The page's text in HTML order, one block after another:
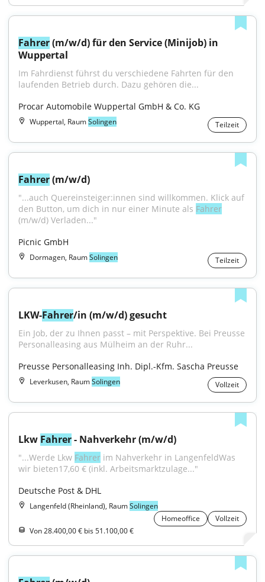
Fahrer (m/w/d) für den Service (Minijob) in
Wuppertal
Im Fahrdienst führst du verschiedene Fahrten für den
laufenden Betrieb durch. Dazu gehören die...
Procar Automobile Wuppertal GmbH & Co. KG
Wuppertal, RaumSolingen Teilzeit
Fahrer (m/w/d)
"...auch Quereinsteiger:innen sind willkommen. Klick auf
den Button, um dich in nur einer Minute als Fahrer
(m/w/d) Verladen..."
Picnic GmbH
Dormagen, RaumSolingen Teilzeit
LKW-Fahrer/in (m/w/d) gesucht
Ein Job, der zu Ihnen passt – mit Perspektive. Bei Preusse
Personalleasing aus Mülheim an der Ruhr...
Preusse Personalleasing Inh. Dipl.-Kfm. Sascha Preusse
Leverkusen, RaumSolingen Vollzeit
Lkw Fahrer - Nahverkehr (m/w/d)
"...Werde Lkw Fahrer im Nahverkehr in LangenfeldWas
wir bieten17,60 € (inkl. Arbeitsmarktzulage..."
Deutsche Post & DHL
Langenfeld (Rheinland), RaumSolingen
Homeoffice
Vollzeit
Von 28.400,00 € bis 51.100,00 €